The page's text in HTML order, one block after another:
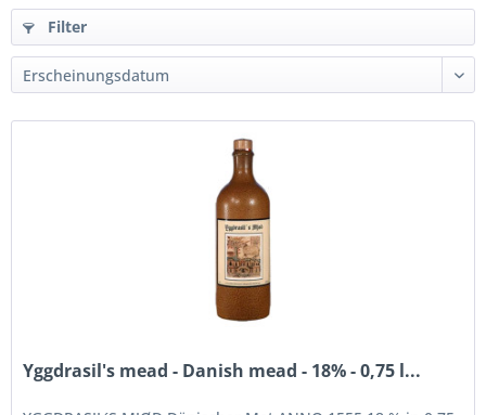
Filter
Yggdrasil's mead - Danish mead - 18% - 0,75 l...